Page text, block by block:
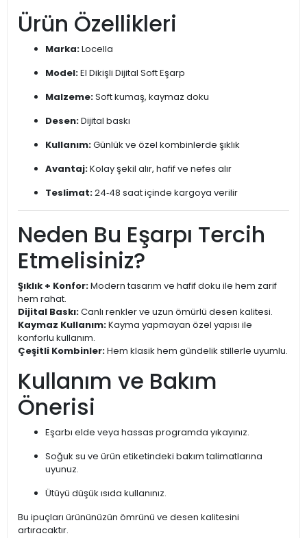
Ürün Özellikleri
Marka:Locella
Model:El Dikişli Dijital Soft Eşarp
Malzeme:Soft kumaş, kaymaz doku
Desen:Dijital baskı
Kullanım:Günlük ve özel kombinlerde şıklık
Avantaj:Kolay şekil alır, hafif ve nefes alır
Teslimat:24‑48 saat içinde kargoya verilir
Neden Bu Eşarpı Tercih
Etmelisiniz?
Şıklık + Konfor:Modern tasarım ve hafif doku ile hem zarif
hem rahat.
Dijital Baskı:Canlı renkler ve uzun ömürlü desen kalitesi.
Kaymaz Kullanım:Kayma yapmayan özel yapısı ile
konforlu kullanım.
Çeşitli Kombinler:Hem klasik hem gündelik stillerle uyumlu.
Kullanım ve Bakım
Önerisi
Eşarbı elde veya hassas programda yıkayınız.
Soğuk su ve ürün etiketindeki bakım talimatlarına
uyunuz.
Ütüyü düşük ısıda kullanınız.
Bu ipuçları ürününüzün ömrünü ve desen kalitesini
artıracaktır.